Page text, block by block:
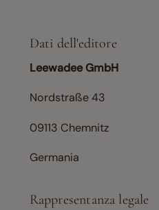
Dati dell'editore
Leewadee GmbH
Nordstraße 43
09113 Chemnitz
Germania
Rappresentanza legale